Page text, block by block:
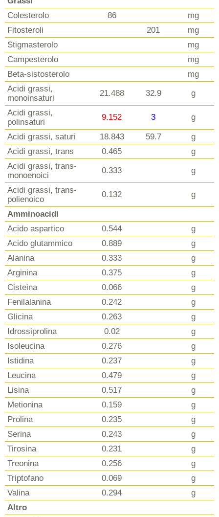
Colesterolo
86
mg
Fitosteroli
201
mg
Stigmasterolo
mg
Campesterolo
mg
Beta-sistosterolo
mg
Acidi grassi,
monoinsaturi
21.488 32.9 g
Acidi grassi,
polinsaturi
9.152 3 g
Acidi grassi, saturi 18.843 59.7
g
Acidi grassi, trans
0.465
g
Acidi grassi, trans-
monoenoici
0.333 g
Acidi grassi, trans-
polienoico
0.132 g
Amminoacidi
Acido aspartico
0.544
g
Acido glutammico
0.889
g
Alanina
0.333
g
Arginina
0.375
g
Cisteina
0.066
g
Fenilalanina
0.242
g
Glicina
0.263
g
Idrossiprolina
0.02
g
Isoleucina
0.276
g
Istidina
0.237
g
Leucina
0.479
g
Lisina
0.517
g
Metionina
0.159
g
Prolina
0.235
g
Serina
0.243
g
Tirosina
0.231
g
Treonina
0.256
g
Triptofano
0.069
g
Valina
0.294
g
Altro